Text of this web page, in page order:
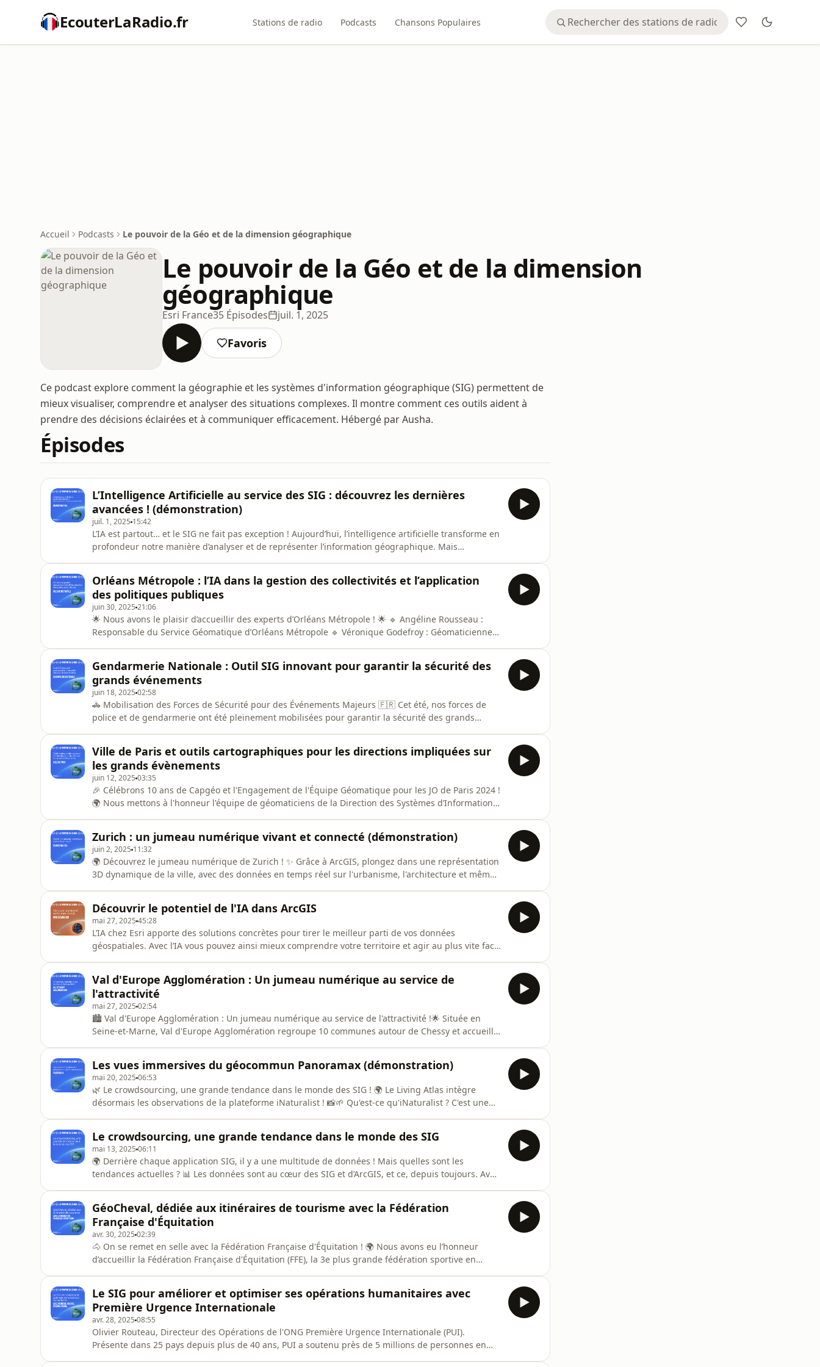
EcouterLaRadio.fr Stations de radio Podcasts Chansons Populaires
Accueil Podcasts Le pouvoir de la Géo et de la dimension géographique
Le pouvoir de la Géo et de la dimension
géographique
Esri France35 Épisodes juil. 1, 2025
Favoris
Ce podcast explore comment la géographie et les systèmes d'information géographique (SIG) permettent de
mieux visualiser, comprendre et analyser des situations complexes. Il montre comment ces outils aident à
prendre des décisions éclairées et à communiquer efficacement. Hébergé par Ausha.
Épisodes
L’Intelligence Artificielle au service des SIG : découvrez les dernières
avancées ! (démonstration)
juil. 1, 2025 15:42
L’IA est partout… et le SIG ne fait pas exception ! Aujourd’hui, l’intelligence artificielle transforme en
profondeur notre manière d’analyser et de représenter l’information géographique. Mais
encore. 🔹 L’I
Orléans Métropole : l’IA dans la gestion des collectivités et l’application
des politiques publiques
juin 30, 2025 21:06
🌟 Nous avons le plaisir d’accueillir des experts d’Orléans Métropole ! 🌟 🔹 Angéline Rousseau :
Responsable du Service Géomatique d’Orléans Métropole 🔹 Véronique Godefroy : Géomaticienne à
l'importance de la donnée
Gendarmerie Nationale : Outil SIG innovant pour garantir la sécurité des
grands événements
juin 18, 2025 02:58
🚓 Mobilisation des Forces de Sécurité pour des Événements Majeurs 🇫🇷 Cet été, nos forces de
police et de gendarmerie ont été pleinement mobilisées pour garantir la sécurité des grands
Normandie et les épreuves des Jeux Oly
Ville de Paris et outils cartographiques pour les directions impliquées sur
les grands évènements
juin 12, 2025 03:35
🎉 Célébrons 10 ans de Capgéo et l'Engagement de l'Équipe Géomatique pour les JO de Paris 2024 !
🌍 Nous mettons à l'honneur l'équipe de géomaticiens de la Direction des Systèmes d’Information
qualité dans u
Zurich : un jumeau numérique vivant et connecté (démonstration)
juin 2, 2025 11:32
🌍 Découvrez le jumeau numérique de Zurich ! ✨ Grâce à ArcGIS, plongez dans une représentation
3D dynamique de la ville, avec des données en temps réel sur l'urbanisme, l'architecture et même
Exploration tempore
Découvrir le potentiel de l'IA dans ArcGIS
mai 27, 2025 45:28
L’IA chez Esri apporte des solutions concrètes pour tirer le meilleur parti de vos données
géospatiales. Avec l’IA vous pouvez ainsi mieux comprendre votre territoire et agir au plus vite face
précises et de
Val d'Europe Agglomération : Un jumeau numérique au service de
l'attractivité
mai 27, 2025 02:54
🏙️ Val d'Europe Agglomération : Un jumeau numérique au service de l'attractivité !🌟 Située en
Seine-et-Marne, Val d'Europe Agglomération regroupe 10 communes autour de Chessy et accueille
pour ArcGIS d'
Les vues immersives du géocommun Panoramax (démonstration)
mai 20, 2025 06:53
🌿 Le crowdsourcing, une grande tendance dans le monde des SIG ! 🌍 Le Living Atlas intègre
désormais les observations de la plateforme iNaturalist ! 📸🌱 Qu'est-ce qu'iNaturalist ? C'est une
120 000 naturali
Le crowdsourcing, une grande tendance dans le monde des SIG
mai 13, 2025 06:11
🌍 Derrière chaque application SIG, il y a une multitude de données ! Mais quelles sont les
tendances actuelles ? 📊 Les données sont au cœur des SIG et d’ArcGIS, et ce, depuis toujours. Avec
Atlas est "vivant", s'e
GéoCheval, dédiée aux itinéraires de tourisme avec la Fédération
Française d'Équitation
avr. 30, 2025 02:39
🐴 On se remet en selle avec la Fédération Française d'Équitation ! 🌍 Nous avons eu l’honneur
d’accueillir la Fédération Française d'Équitation (FFE), la 3e plus grande fédération sportive en
bien-êtr
Le SIG pour améliorer et optimiser ses opérations humanitaires avec
Première Urgence Internationale
avr. 28, 2025 08:55
Olivier Routeau, Directeur des Opérations de l'ONG Première Urgence Internationale (PUI).
Présente dans 25 pays depuis plus de 40 ans, PUI a soutenu près de 5 millions de personnes en